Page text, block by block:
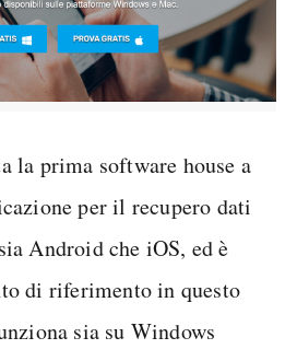
la prima software house a
per il recupero dati
Android che iOS, ed è
di riferimento in questo
sia su Windows